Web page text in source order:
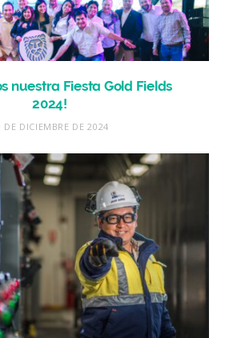
nuestra Fiesta Gold Fields
2024!
DE DICIEMBRE DE 2024